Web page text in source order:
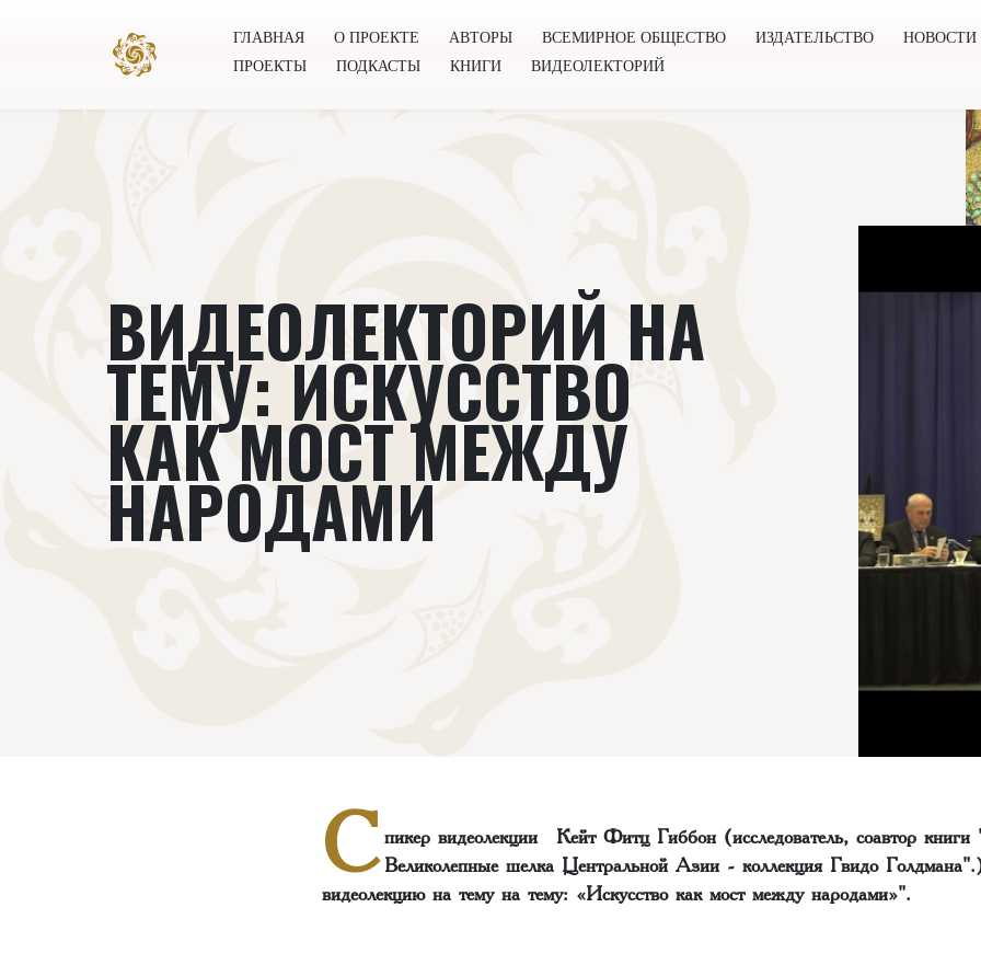
ГЛАВНАЯ О ПРОЕКТЕ АВТОРЫ ВСЕМИРНОЕ ОБЩЕСТВО ИЗДАТЕЛЬСТВО
НОВОСТИ
ПРОЕКТЫ
ПОДКАСТЫ КНИГИ ВИДЕОЛЕКТОРИЙ
ВИДЕОЛЕКТОРИЙ НА
ТЕМУ: ИСКУССТВО
КАК МОСТ МЕЖДУ
НАРОДАМИ
Спикер видеолекции Кейт Фитц Гиббон (исследователь, соавтор
Великолепные шелка Центральной Азии - коллекция Гвидо
видеолекцию на тему на тему: «Искусство как мост между народами»".